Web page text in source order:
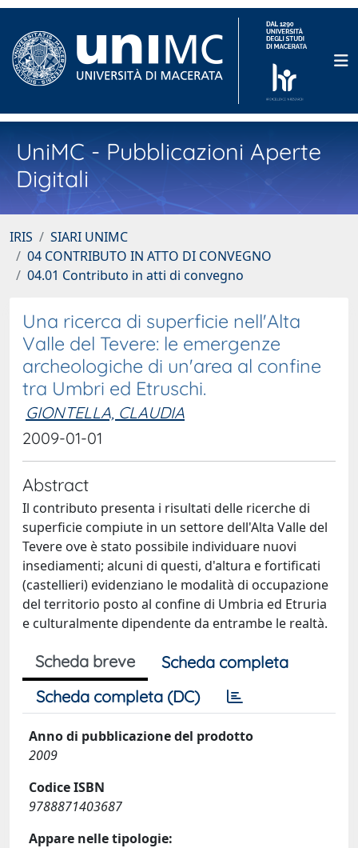
UniMC - Pubblicazioni Aperte
Digitali
IRIS
SIARI UNIMC
04 CONTRIBUTO IN ATTO DI CONVEGNO
04.01 Contributo in atti di convegno
Una ricerca di superficie nell'Alta
Valle del Tevere: le emergenze
archeologiche di un'area al confine
tra Umbri ed Etruschi.
GIONTELLA, CLAUDIA
2009-01-01
Abstract
Il contributo presenta i risultati delle ricerche di
superficie compiute in un settore dell'Alta Valle del
Tevere ove è stato possibile individuare nuovi
insediamenti; alcuni di questi, d'altura e fortificati
(castellieri) evidenziano le modalità di occupazione
del territorio posto al confine di Umbria ed Etruria
e culturalmente dipendente da entrambe le realtà.
Scheda breve
Scheda completa
Scheda completa (DC)
Anno di pubblicazione del prodotto
2009
Codice ISBN
9788871403687
Appare nelle tipologie: